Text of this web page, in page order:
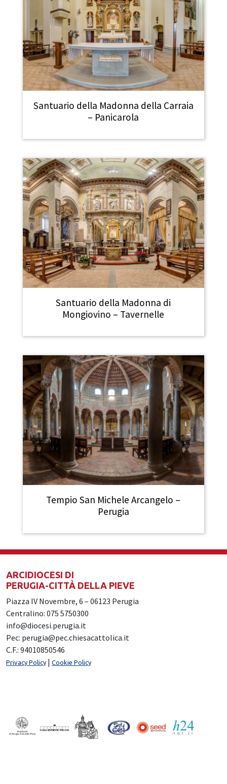
Santuario della Madonna della Carraia
– Panicarola
Santuario della Madonna di
Mongiovino – Tavernelle
Tempio San Michele Arcangelo –
Perugia
ARCIDIOCESI DI
PERUGIA-CITTÀ DELLA PIEVE
Piazza IV Novembre, 6 – 06123 Perugia
Centralino: 075 5750300
info@diocesi.perugia.it
Pec: perugia@pec.chiesacattolica.it
C.F.: 94010850546
Privacy Policy | Cookie Policy